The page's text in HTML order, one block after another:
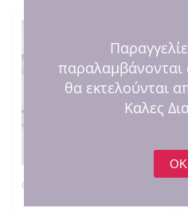
Θήκη βιβλιαρίου λιοντάρι
θα εκτελούνται
Καλες
OK